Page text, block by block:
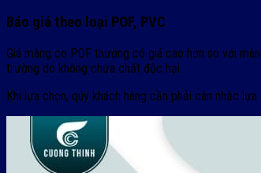
Báo giá theo loại POF, PVC
Giá màng co POF thường có giá cao hơn so với
trường do không chứa chất độc hại.
Khi lựa chọn, qúy khách hàng cần phải cân nhắc